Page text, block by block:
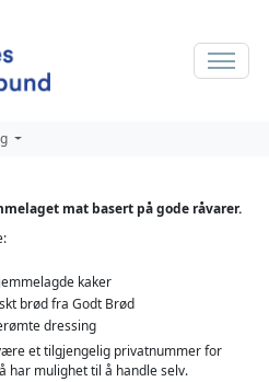
mat basert på gode råvarer.
kaker
brød fra Godt Brød
dressing
et tilgjengelig privatnummer for
har mulighet til å handle selv.